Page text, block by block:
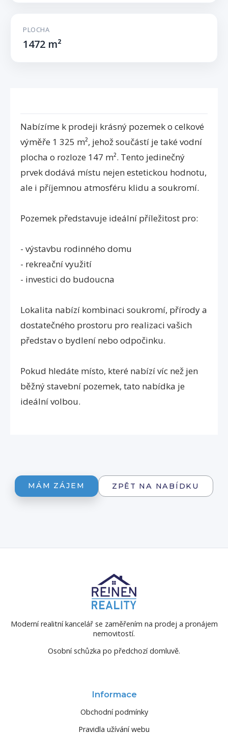
PLOCHA
1472 m²
Nabízíme k prodeji krásný pozemek o celkové
výměře 1 325 m², jehož součástí je také vodní
plocha o rozloze 147 m². Tento jedinečný
prvek dodává místu nejen estetickou hodnotu,
ale i příjemnou atmosféru klidu a soukromí.
Pozemek představuje ideální příležitost pro:
- výstavbu rodinného domu
- rekreační využití
- investici do budoucna
Lokalita nabízí kombinaci soukromí, přírody a
dostatečného prostoru pro realizaci vašich
představ o bydlení nebo odpočinku.
Pokud hledáte místo, které nabízí víc než jen
běžný stavební pozemek, tato nabídka je
ideální volbou.
MÁM ZÁJEM ZPĚT NA NABÍDKU
Moderní realitní kancelář se zaměřením na prodej a pronájem
nemovitostí.
Osobní schůzka po předchozí domluvě.
Informace
Obchodní podmínky
Pravidla užívání webu